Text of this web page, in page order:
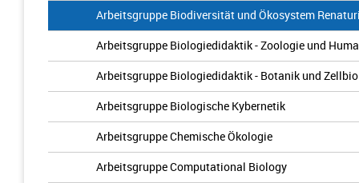
Arbeitsgruppe Biodiversität und Ökosystem
Arbeitsgruppe Biologiedidaktik - Zoologie und
Arbeitsgruppe Biologiedidaktik - Botanik und
Arbeitsgruppe Biologische Kybernetik
Arbeitsgruppe Chemische Ökologie
Arbeitsgruppe Computational Biology